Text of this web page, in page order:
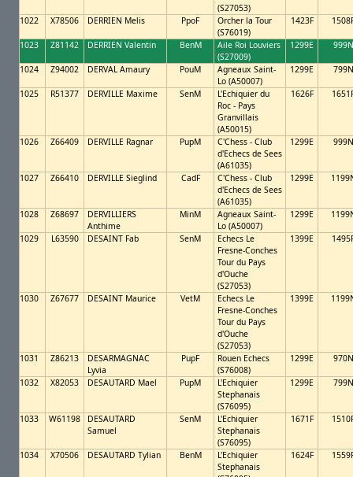
(S27053)
1022
X78506 DERRIEN Melis PpoF
Orcher la Tour
(S76019)
1423F
1023 Z81142 DERRIEN Valentin BenM
Aile Roi Louviers
(S27009)
1299E 999N
1024 Z94002 DERVAL Amaury PouM
Agneaux Saint-
Lo (A50007)
1299E 799N
1025 R51377 DERVILLE Maxime SenM
L'Echiquier du
Roc - Pays
Granvillais
(A50015)
1626F
1026 Z66409 DERVILLE Ragnar PupM
C'Chess - Club
d'Echecs de Sees
(A61035)
1299E 999N
1027 Z66410 DERVILLE Sieglind CadF
C'Chess - Club
d'Echecs de Sees
(A61035)
1299E
1028 Z68697
DERVILLIERS
Anthime
MinM
Agneaux Saint-
Lo (A50007)
1299E
1029 L63590 DESAINT Fab SenM
Echecs Le
Fresne-Conches
Tour du Pays
d'Ouche
(S27053)
1399E
1030 Z67677 DESAINT Maurice VetM
Echecs Le
Fresne-Conches
Tour du Pays
d'Ouche
(S27053)
1399E
1031 Z86213
DESARMAGNAC
Lyvia
PupF
Rouen Echecs
(S76008)
1299E 970N
1032 X82053 DESAUTARD Mael PupM
L'Echiquier
Stephanais
(S76095)
1299E 799N
1033 W61198
DESAUTARD
Samuel
SenM
L'Echiquier
Stephanais
(S76095)
1671F
1034 X70506 DESAUTARD Tylian BenM
L'Echiquier
Stephanais
1624F